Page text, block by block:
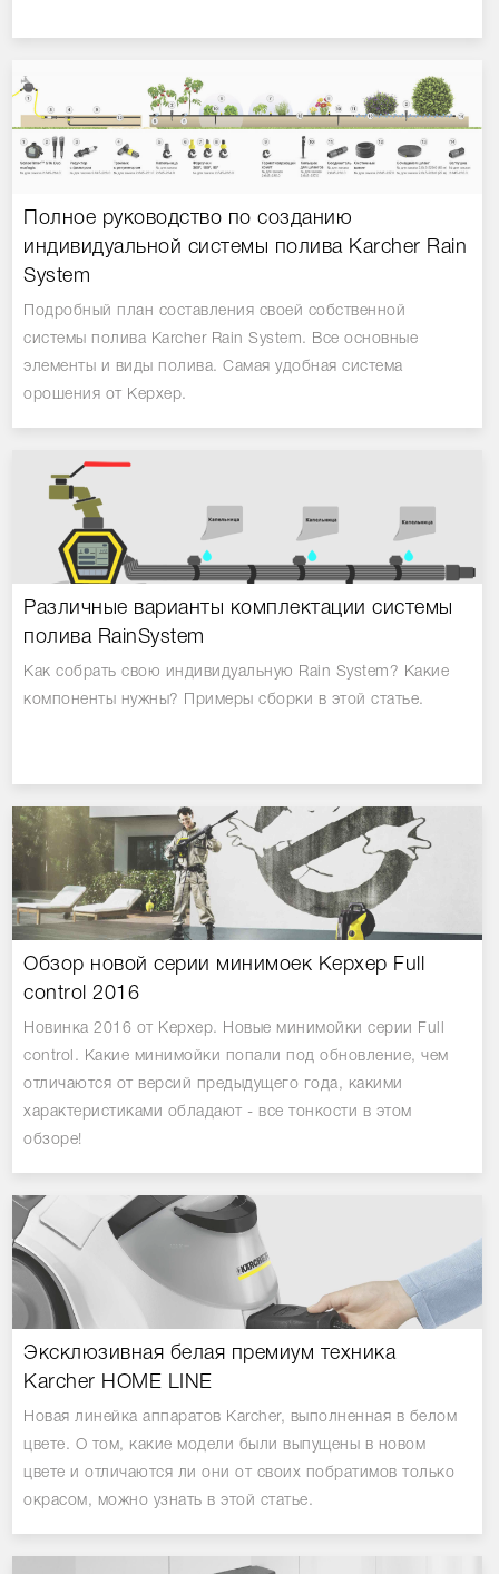
Полное руководство по созданию
индивидуальной системы полива Karcher Rain
System
Подробный план составления своей собственной
системы полива Karcher Rain System. Все основные
элементы и виды полива. Самая удобная система
орошения от Керхер.
Различные варианты комплектации системы
полива RainSystem
Как собрать свою индивидуальную Rain System? Какие
компоненты нужны? Примеры сборки в этой статье.
Обзор новой серии минимоек Керхер Full
control 2016
Новинка 2016 от Керхер. Новые минимойки серии Full
control. Какие минимойки попали под обновление, чем
отличаются от версий предыдущего года, какими
характеристиками обладают - все тонкости в этом
обзоре!
Эксклюзивная белая премиум техника
Karcher HOME LINE
Новая линейка аппаратов Karcher, выполненная в белом
цвете. О том, какие модели были выпущены в новом
цвете и отличаются ли они от своих побратимов только
окрасом, можно узнать в этой статье.